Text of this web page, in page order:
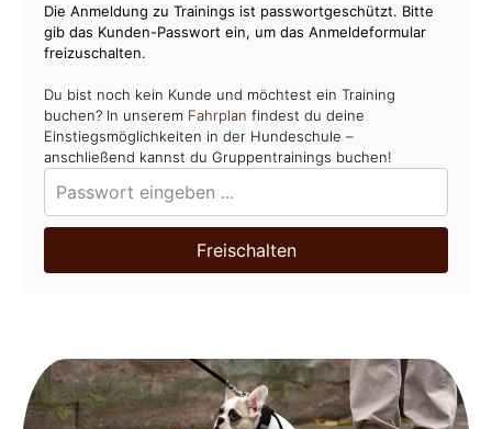
Die Anmeldung zu Trainings ist passwortgeschützt. Bitte
gib das Kunden-Passwort ein, um das Anmeldeformular
freizuschalten.
Du bist noch kein Kunde und möchtest ein Training
buchen? In unserem Fahrplan findest du deine
Einstiegsmöglichkeiten in der Hundeschule –
anschließend kannst du Gruppentrainings buchen!
Freischalten